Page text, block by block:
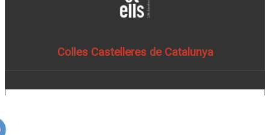
Colles Castelleres de Catalunya